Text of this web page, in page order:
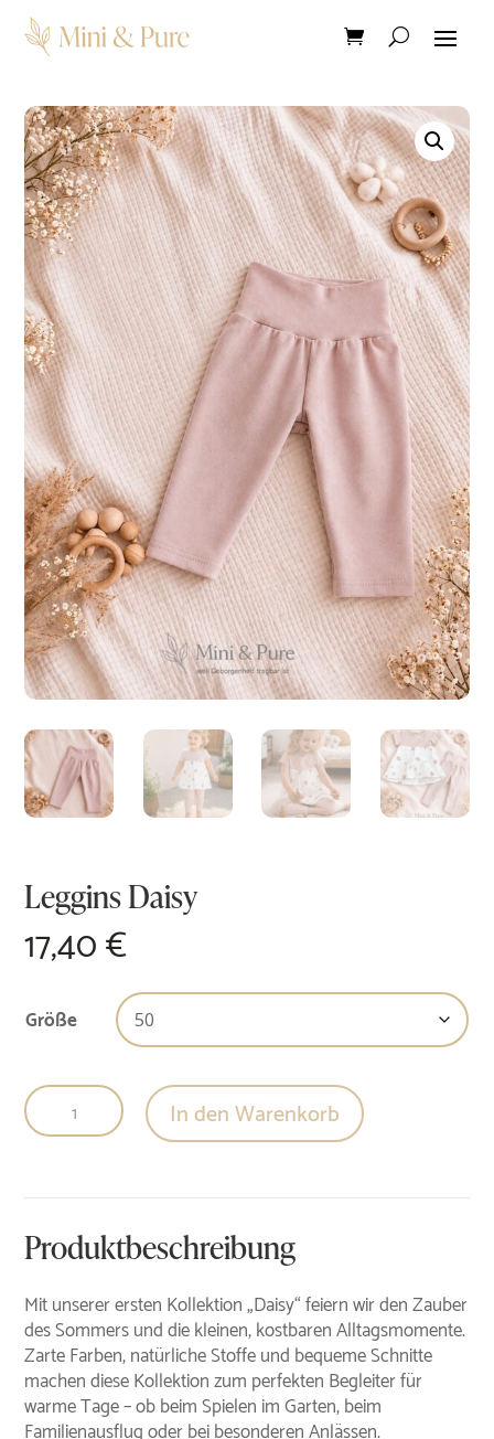
Leggins Daisy
17,40€
Größe
Leggins
Daisy
Menge
In den Warenkorb
Produktbeschreibung
Mit unserer ersten Kollektion „Daisy“ feiern wir den Zauber
des Sommers und die kleinen, kostbaren Alltagsmomente.
Zarte Farben, natürliche Stoffe und bequeme Schnitte
machen diese Kollektion zum perfekten Begleiter für
warme Tage – ob beim Spielen im Garten, beim
Familienausflug oder bei besonderen Anlässen.